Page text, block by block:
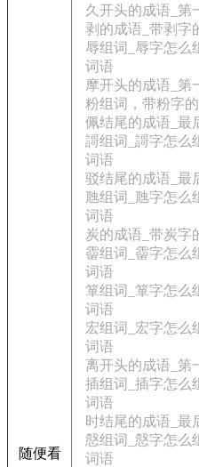
随便看
久开头的成语_第
剥的成语_带剥字
辱组词_辱字怎么
词语
摩开头的成语_第
粉组词，带粉字
佩结尾的成语_最
謌组词_謌字怎么
词语
驳结尾的成语_最
虺组词_虺字怎么
词语
炭的成语_带炭字
霤组词_霤字怎么
词语
箪组词_箪字怎么
词语
宏组词_宏字怎么
词语
离开头的成语_第
插组词_插字怎么
词语
时结尾的成语_最
慤组词_慤字怎么
词语